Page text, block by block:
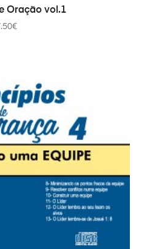
ÎN COȘ
Oração vol.1
€